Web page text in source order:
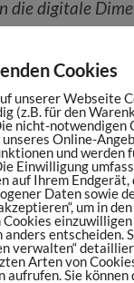
die digitale
Ein Mehrwert,
cases
Cookies
unserer Webseite
(z.B. für den
nicht-notwendigen
Online-
und werden
Einwilligung
auf Ihrem Endgerät,
Daten sowie
um in
einzuwilligen
anders entscheiden.
verwalten“
Arten von
aufrufen. Sie